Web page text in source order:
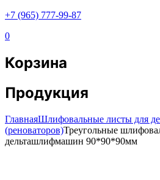
+7 (965) 777-99-87
0
Корзина
Продукция
ГлавнаяШлифовальные листы для
(реноваторов)Треугольные
дельташлифмашин 90*90*90мм